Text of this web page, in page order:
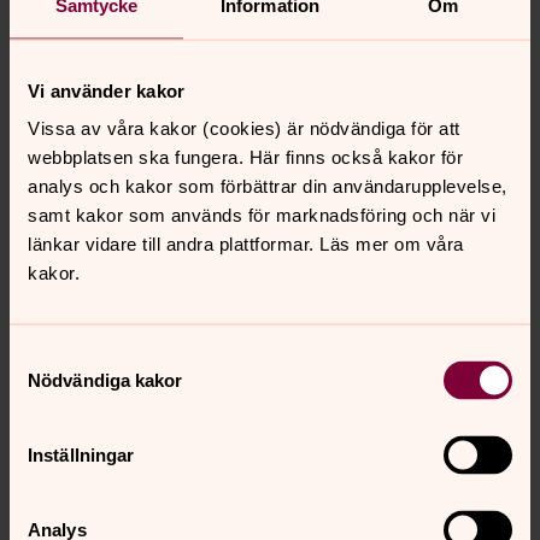
Samtycke Information Om
Vi använder kakor
Vissa av våra kakor (cookies) är nödvändiga för att
webbplatsen ska fungera. Här finns också kakor för
analys och kakor som förbättrar din användarupplevelse,
samt kakor som används för marknadsföring och när vi
länkar vidare till andra plattformar. Läs mer om våra
kakor.
Nödvändiga kakor
Inställningar
Analys
Altartextil i S:t Pauli kyrka. Regnbågstextilier skapades till